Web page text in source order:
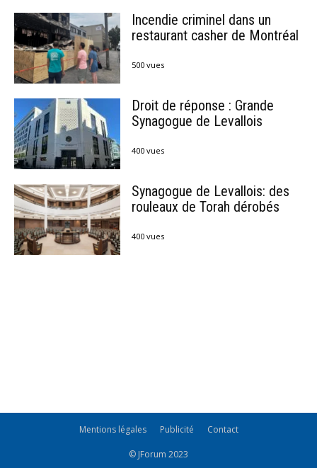
Incendie criminel dans un
restaurant casher de Montréal
500 vues
Droit de réponse : Grande
Synagogue de Levallois
400 vues
Synagogue de Levallois: des
rouleaux de Torah dérobés
400 vues
Mentions légales Publicité Contact
© JForum 2023